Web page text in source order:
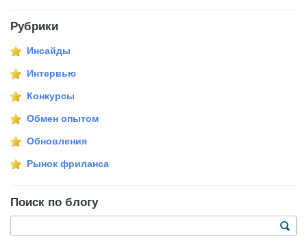
Рубрики
Инсайды
Интервью
Конкурсы
Обмен опытом
Обновления
Рынок фриланса
Поиск по блогу